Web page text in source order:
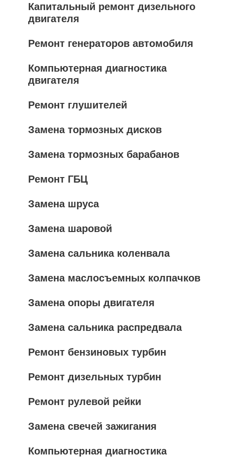
Капитальный ремонт дизельного
двигателя
Ремонт генераторов автомобиля
Компьютерная диагностика
двигателя
Ремонт глушителей
Замена тормозных дисков
Замена тормозных барабанов
Ремонт ГБЦ
Замена шруса
Замена шаровой
Замена сальника коленвала
Замена маслосъемных колпачков
Замена опоры двигателя
Замена сальника распредвала
Ремонт бензиновых турбин
Ремонт дизельных турбин
Ремонт рулевой рейки
Замена свечей зажигания
Компьютерная диагностика